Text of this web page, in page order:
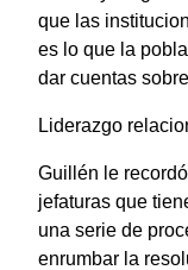
que las
es lo que la
dar cuentas
Liderazgo
Guillén le
jefaturas que
una serie de
enrumbar la